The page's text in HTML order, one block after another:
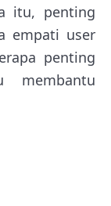
itu, penting
empati user
penting
membantu